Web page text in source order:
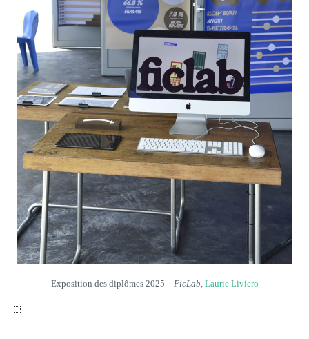
Exposition des diplômes 2025 – FicLab Laurie Liviero